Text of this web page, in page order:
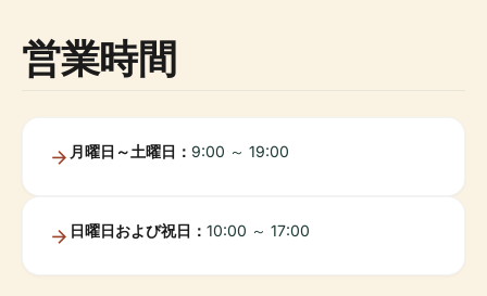
営業時間
月曜日～土曜日： 9:00 ～ 19:00
日曜日および祝日： 10:00 ～ 17:00